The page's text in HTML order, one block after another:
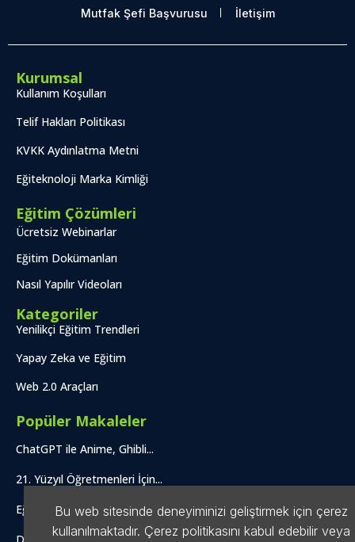
Kurumsal
Kullanım Koşulları
Telif Hakları Politikası
KVKK Aydınlatma Metni
Eğiteknoloji Marka Kimliği
Eğitim Çözümleri
Ücretsiz Webinarlar
Eğitim Dokümanları
Nasıl Yapılır Videoları
Kategoriler
Yenilikçi Eğitim Trendleri
Yapay Zeka ve Eğitim
Web 2.0 Araçları
Popüler Makaleler
ChatGPT ile Anime, Ghibli...
21. Yüzyıl Öğretmenleri İçin...
Eğitim Ortamlarında ChatGPT Kullanımı:...
Dyson V16 mı V15...
Mutfak Şefi Başvurusu
İletişim
Bu web sitesinde deneyiminizi geliştirmek için çerez
kullanılmaktadır. Çerez politikasını kabul edebilir veya